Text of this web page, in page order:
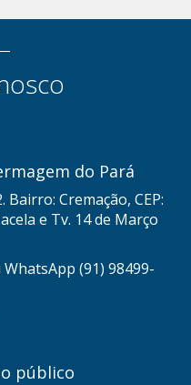
do Pará
Bairro: Cremação, CEP:
e Tv. 14 de Março
(91) 98499-
público